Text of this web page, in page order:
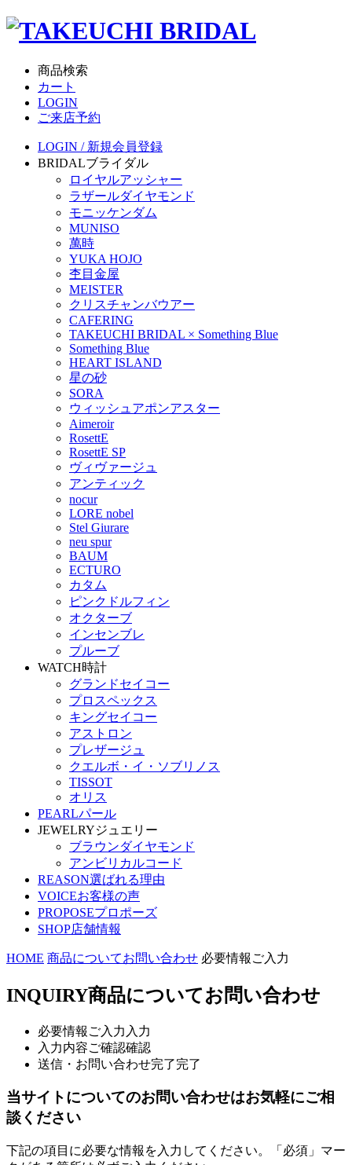
商品検索
カート
LOGIN
ご来店予約
LOGIN / 新規会員登録
BRIDALブライダル
ロイヤルアッシャー
ラザールダイヤモンド
モニッケンダム
MUNISO
萬時
YUKA HOJO
杢目金屋
MEISTER
クリスチャンバウアー
CAFERING
TAKEUCHI BRIDAL × Something Blue
Something Blue
HEART ISLAND
星の砂
SORA
ウィッシュアポンアスター
Aimeroir
RosettE
RosettE SP
ヴィヴァージュ
アンティック
nocur
LORE nobel
Stel Giurare
neu spur
BAUM
ECTURO
カタム
ピンクドルフィン
オクターブ
インセンブレ
プルーブ
WATCH時計
グランドセイコー
プロスペックス
キングセイコー
アストロン
プレザージュ
クエルボ・イ・ソブリノス
TISSOT
オリス
PEARLパール
JEWELRYジュエリー
ブラウンダイヤモンド
アンビリカルコード
REASON選ばれる理由
VOICEお客様の声
PROPOSEプロポーズ
SHOP店舗情報
HOME 商品についてお問い合わせ 必要情報ご入力
INQUIRY商品についてお問い合わせ
必要情報ご入力 入力
入力内容ご確認確認
送信・お問い合わせ完了完了
当サイトについてのお問い合わせはお気軽にご相
談ください
下記の項目に必要な情報を入力してください。「必須」マー